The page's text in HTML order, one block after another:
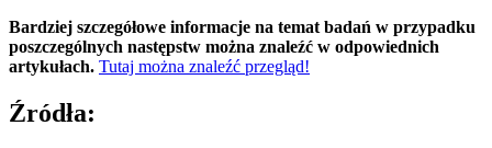
Bardziej szczegółowe informacje na temat badań w przypadku
poszczególnych następstw można znaleźć w odpowiednich
artykułach. Tutaj można znaleźć przegląd!
Źródła: